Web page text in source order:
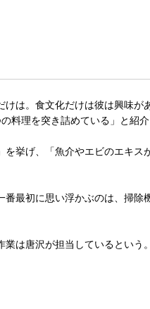
は。食文化だけは彼は興味
料理を突き詰めている」と紹介
挙げ、「魚介やエビのエキ
最初に思い浮かぶのは、掃
は唐沢が担当しているとい